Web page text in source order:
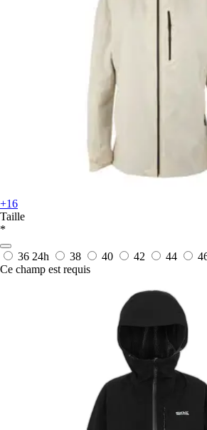
+16
Taille
*
36 24h 38 40 42 44
Ce champ est requis